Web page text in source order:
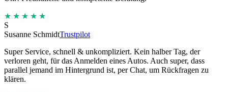
★★★★★
S
Susanne SchmidtTrustpilot
Super Service, schnell & unkompliziert. Kein halber Tag, der
verloren geht, für das Anmelden eines Autos. Auch super, dass
parallel jemand im Hintergrund ist, per Chat, um Rückfragen zu
klären.